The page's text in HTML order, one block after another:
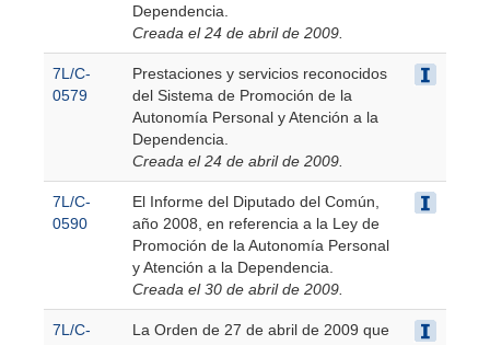
Dependencia.
Creada el 24 de abril de 2009.
7L/C-
0579
Prestaciones y servicios reconocidos
del Sistema de Promoción de la
Autonomía Personal y Atención a la
Dependencia.
Creada el 24 de abril de 2009.
7L/C-
0590
El Informe del Diputado del Común,
año 2008, en referencia a la Ley de
Promoción de la Autonomía Personal
y Atención a la Dependencia.
Creada el 30 de abril de 2009.
7L/C-
La Orden de 27 de abril de 2009 que